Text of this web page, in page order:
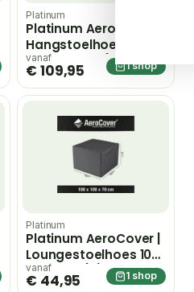
Platinum
Platinum AeroCover |
Hangstoelhoes 205 x
130 x 130-155(h) cm
vanaf
€ 109,95 1 shop
Platinum
Platinum AeroCover |
Loungestoelhoes 100
x 100 x 70(h) cm
vanaf
€ 44,95 1 shop